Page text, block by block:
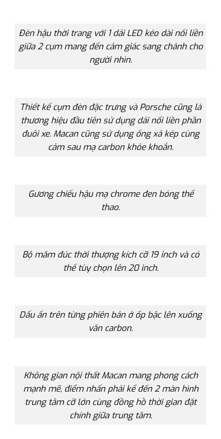
Đèn hậu thời trang với 1 dải LED kéo dài nối liền
giữa 2 cụm mang đến cảm giác sang chảnh cho
người nhìn.
Thiết kế cụm đèn đặc trưng và Porsche cũng là
thương hiệu đầu tiên sử dụng dải nối liền phần
đuôi xe. Macan cũng sử dụng ống xả kép cùng
cảm sau mạ carbon khỏe khoắn.
Gương chiếu hậu mạ chrome đen bóng thể
thao.
Bộ mâm đúc thời thượng kích cỡ 19 inch và có
thể tùy chọn lên 20 inch.
Dấu ấn trên từng phiên bản ở ốp bậc lên xuống
vân carbon.
Không gian nội thất Macan mang phong cách
mạnh mẽ, điểm nhấn phải kể đến 2 màn hình
trung tâm cỡ lớn cùng đồng hồ thời gian đặt
chính giữa trung tâm.